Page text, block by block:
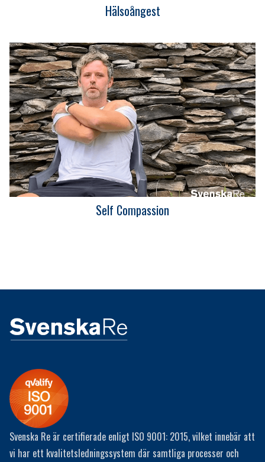
Hälsoångest
Self Compassion
Svenska Re är certifierade enligt ISO 9001: 2015, vilket innebär att
vi har ett kvalitetsledningssystem där samtliga processer och